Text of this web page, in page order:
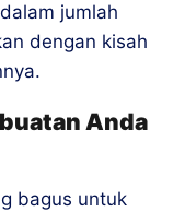
jumlah
dengan kisah
Anda
bagus untuk